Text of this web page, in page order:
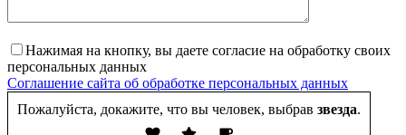
Нажимая на кнопку, вы даете согласие на обработку своих
персональных данных
Соглашение сайта об обработке персональных данных
Пожалуйста, докажите, что вы человек, выбрав звезда.